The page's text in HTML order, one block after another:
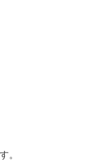
。